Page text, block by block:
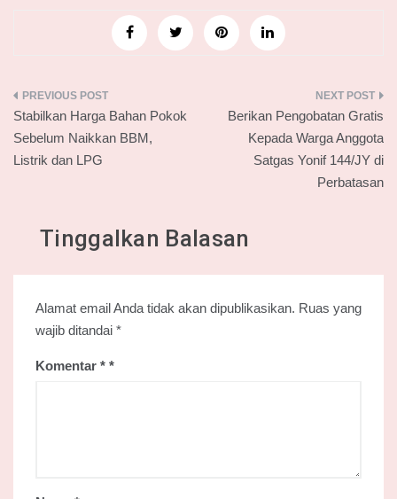
Navigasi
pos
Stabilkan Harga Bahan Pokok
Sebelum Naikkan BBM,
Listrik dan LPG
Berikan Pengobatan Gratis
Kepada Warga Anggota
Satgas Yonif 144/JY di
Perbatasan
Tinggalkan Balasan
Alamat email Anda tidak akan dipublikasikan. Ruas yang
wajib ditandai *
Komentar *